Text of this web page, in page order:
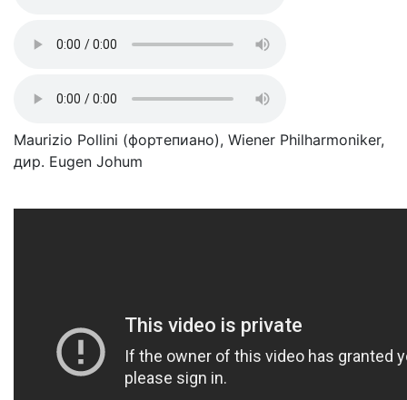
Maurizio Pollini (фортепиано), Wiener Philharmoniker,
дир. Eugen Johum